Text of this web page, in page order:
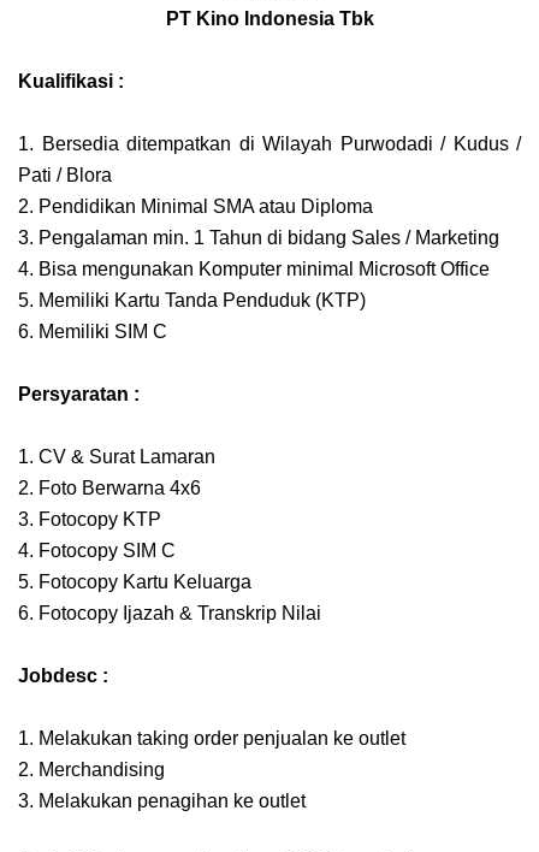
PT Kino Indonesia Tbk
Kualifikasi :
1. Bersedia ditempatkan di Wilayah Purwodadi / Kudus /
Pati / Blora
2. Pendidikan Minimal SMA atau Diploma
3. Pengalaman min. 1 Tahun di bidang Sales / Marketing
4. Bisa mengunakan Komputer minimal Microsoft Office
5. Memiliki Kartu Tanda Penduduk (KTP)
6. Memiliki SIM C
Persyaratan :
1. CV & Surat Lamaran
2. Foto Berwarna 4x6
3. Fotocopy KTP
4. Fotocopy SIM C
5. Fotocopy Kartu Keluarga
6. Fotocopy Ijazah & Transkrip Nilai
Jobdesc :
1. Melakukan taking order penjualan ke outlet
2. Merchandising
3. Melakukan penagihan ke outlet